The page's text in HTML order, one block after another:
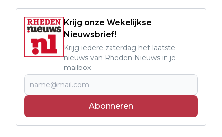
Krijg onze Wekelijkse
Nieuwsbrief!
Krijg iedere zaterdag het laatste
nieuws van Rheden Nieuws in je
mailbox
Abonneren